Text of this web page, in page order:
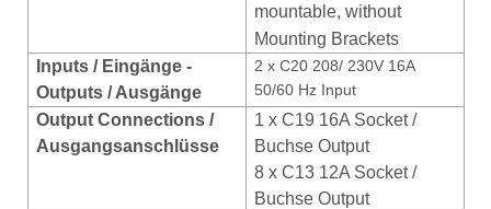
mountable, without
Mounting Brackets
Inputs / Eingänge -
Outputs / Ausgänge
2 x C20 208/ 230V 16A
50/60 Hz Input
Output Connections /
Ausgangsanschlüsse
1 x C19 16A Socket /
Buchse Output
8 x C13 12A Socket /
Buchse Output